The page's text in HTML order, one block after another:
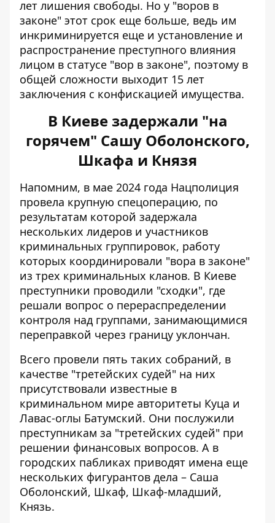
лет лишения свободы. Но у "воров в
законе" этот срок еще больше, ведь им
инкриминируется еще и установление и
распространение преступного влияния
лицом в статусе "вор в законе", поэтому в
общей сложности выходит 15 лет
заключения с конфискацией имущества.
В Киеве задержали "на
горячем" Сашу Оболонского,
Шкафа и Князя
Напомним, в мае 2024 года Нацполиция
провела крупную спецоперацию, по
результатам которой задержала
нескольких лидеров и участников
криминальных группировок, работу
которых координировали "вора в законе"
из трех криминальных кланов. В Киеве
преступники проводили "сходки", где
решали вопрос о перераспределении
контроля над группами, занимающимися
переправкой через границу уклончан.
Всего провели пять таких собраний, в
качестве "третейских судей" на них
присутствовали известные в
криминальном мире авторитеты Куца и
Лавас-оглы Батумский. Они послужили
преступникам за "третейских судей" при
решении финансовых вопросов. А в
городских пабликах приводят имена еще
нескольких фигурантов дела – Саша
Оболонский, Шкаф, Шкаф-младший,
Князь.